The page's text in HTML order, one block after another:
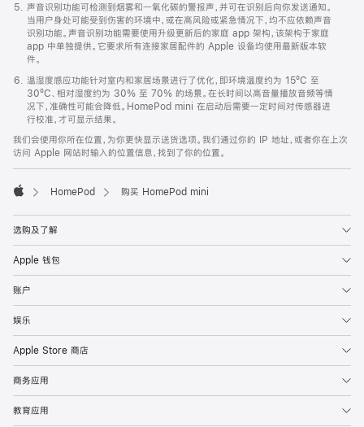
声音识别功能可检测到烟雾和一氧化碳的警报声，并可在识别后向你发送通知。
当用户身处可能受到伤害的环境中，或在高风险或紧急情况下，均不应依赖声音
识别功能。声音识别功能需要使用升级更新后的家庭 app 架构，该架构于家庭
app 中单独提供。它要求所有连接家居配件的 Apple 设备均使用最新版本软
件。
温湿度感应功能针对室内和家居场景进行了优化，即环境温度约为 15ºC 至
30ºC、相对湿度约为 30% 至 70% 的场景。在长时间以高音量播放音频等情
况下，准确性可能会降低。HomePod mini 在启动后需要一定时间对传感器进
行校准，才可显示结果。
我们会使用你所在位置，为你更快显示送货选项。我们通过你的 IP 地址，或者你在上次
访问 Apple 网站时输入的位置信息，找到了你的位置。
HomePod 购买 HomePod mini
选购及了解
Apple 钱包
账户
娱乐
Apple Store 商店
商务应用
教育应用